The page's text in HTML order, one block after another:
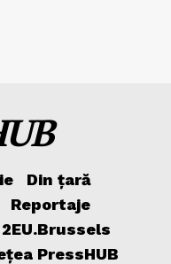
Din țară
Reportaje
2EU.Brussels
PressHUB